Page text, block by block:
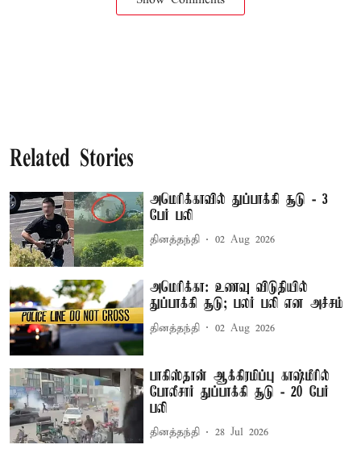
Related Stories
அமெரிக்காவில் துப்பாக்கி சூடு - 3
பேர் பலி
தினத்தந்தி 02 Aug 2026
அமெரிக்கா: உணவு விடுதியில்
துப்பாக்கி சூடு; பலர் பலி என அச்சம்
தினத்தந்தி 02 Aug 2026
பாகிஸ்தான் ஆக்கிரமிப்பு காஷ்மீரில்
போலீசார் துப்பாக்கி சூடு - 20 பேர்
பலி
தினத்தந்தி 28 Jul 2026